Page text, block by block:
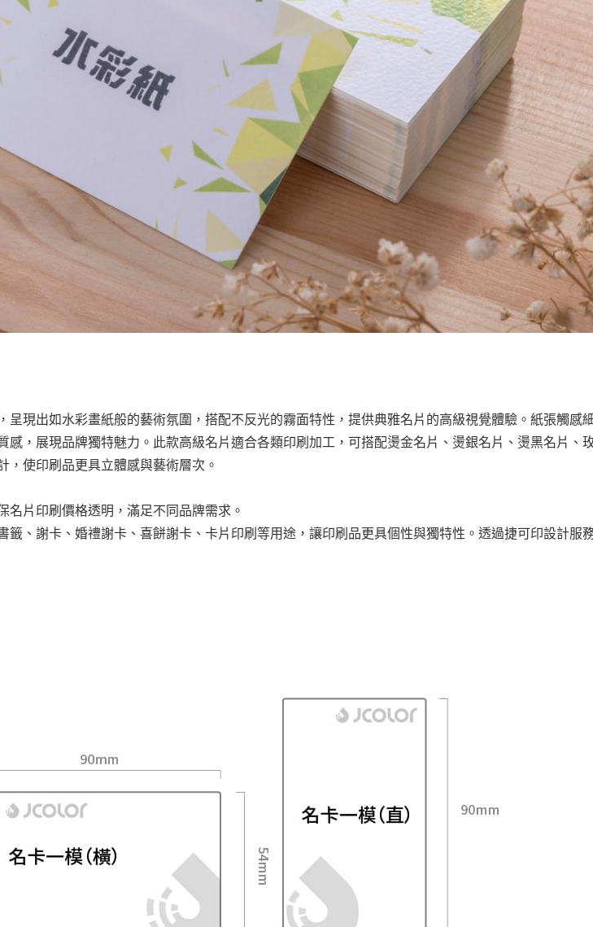
呈現出如水彩畫紙般的藝術氛圍，搭配不反光的霧面特性，提供典雅名片的高級視覺體驗。紙張觸感
感，展現品牌獨特魅力。此款高級名片適合各類印刷加工，可搭配燙金名片、燙銀名片、燙黑名片、
，使印刷品更具立體感與藝術層次。
片印刷價格透明，滿足不同品牌需求。
籤、謝卡、婚禮謝卡、喜餅謝卡、卡片印刷等用途，讓印刷品更具個性與獨特性。透過捷可印設計服